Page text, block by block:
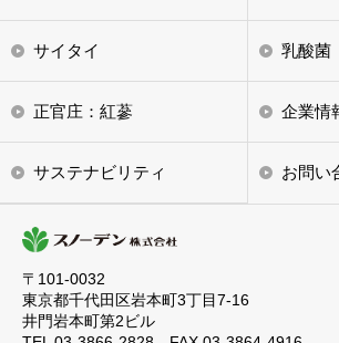
〒101-0032
東京都千代田区岩本町3丁目7-16
井門岩本町第2ビル
サイタイ 乳酸菌
正官庄：紅蔘 企業情
サステナビリティ お問い